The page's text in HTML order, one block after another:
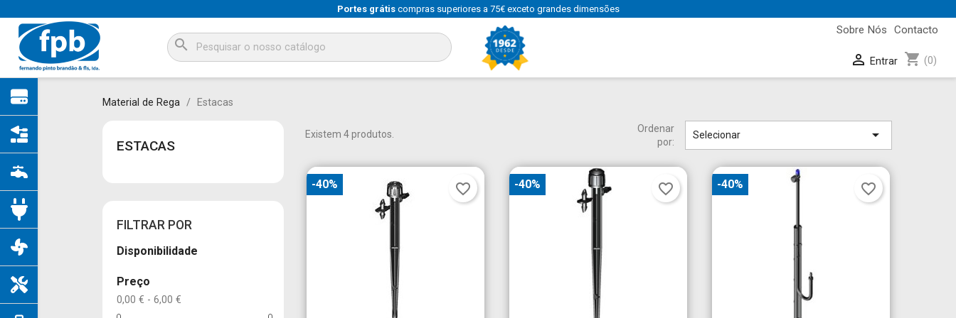
Portes grátiscompras superiores a 75€ exceto grandes dimensões
search
Contacto
Sobre Nós
shopping_cart (0)
 Entrar
Material de Rega Estacas
ESTACAS
FILTRAR POR
Disponibilidade
Preço
0,00 € - 6,00 €
Existem 4 produtos.
Ordenar
por:
Selecionar 
-40% favorite_border -40% favorite_border -40% favorite_border